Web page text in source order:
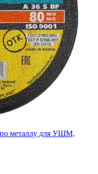
металлу для УШМ,